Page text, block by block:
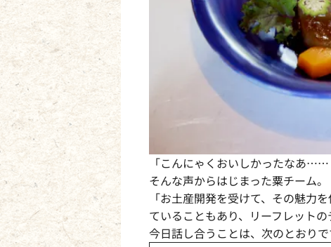
「こんにゃくおいしかったなあ……
そんな声からはじまった粟チーム。
「お土産開発を受けて、その魅力
ていることもあり、リーフレット
今日話し合うことは、次のとおりで